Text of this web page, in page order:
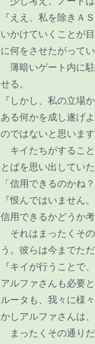
『ええ、私を除きＡ
いかけていくことが
に何をさせたがって
薄暗いゲート内に
せる。
『しかし、私の立場
ある何かを成し遂げ
のではないと思います
キイたちがすること
とばを思い出してい
「信用できるのかね
『恨んではいません
信用できるかどうか
それはまったくそ
う。彼らは今までた
『キイが行うことで
アルファさんも必要
ルータも、我々に様
かしアルファさんは
まったくその通りだ